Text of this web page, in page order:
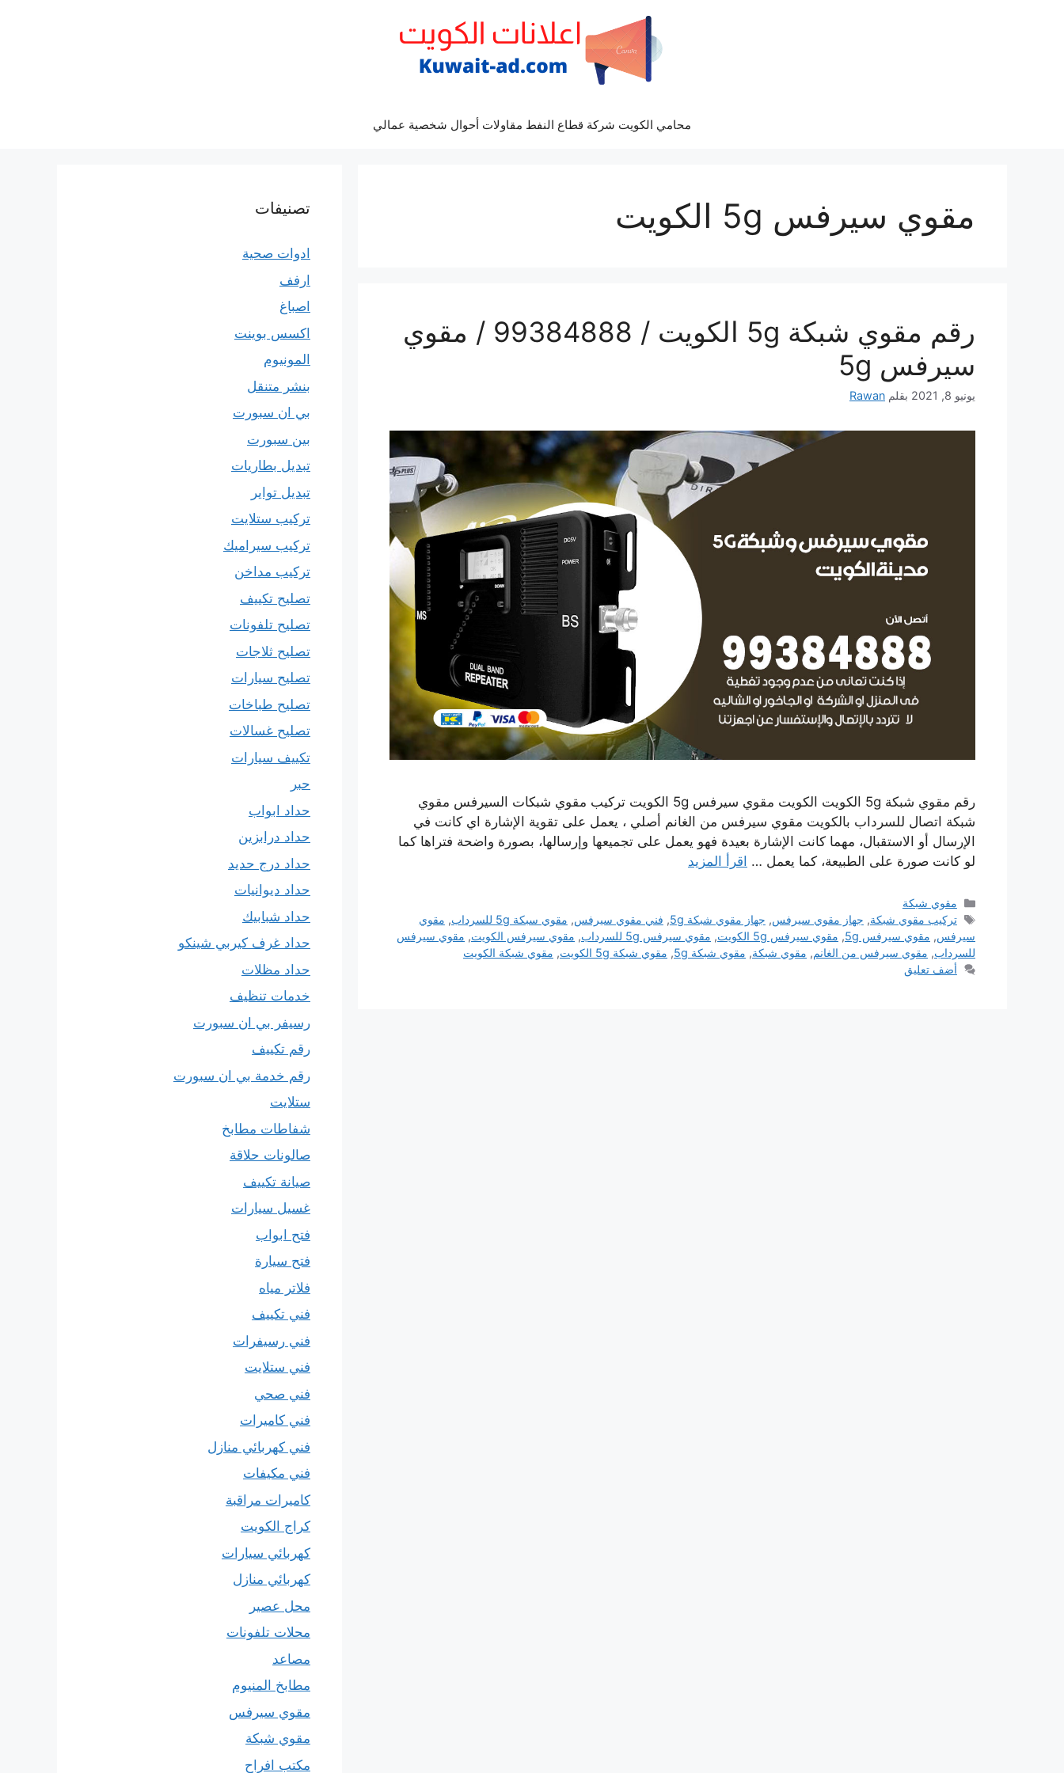
محامي الكويت شركة قطاع النفط مقاولات أحوال شخصية عمالي
مقوي سيرفس 5g الكويت
رقم مقوي شبكة 5g الكويت / 99384888 / مقوي
سيرفس 5g
يونيو 8, 2021 بقلم Rawan
رقم مقوي شبكة 5g الكويت الكويت مقوي سيرفس 5g الكويت تركيب مقوي شبكات السيرفس مقوي
شبكة اتصال للسرداب بالكويت مقوي سيرفس من الغانم أصلي ، يعمل على تقوية الإشارة اي كانت في
الإرسال أو الاستقبال، مهما كانت الإشارة بعيدة فهو يعمل على تجميعها وإرسالها، بصورة واضحة فتراها كما
لو كانت صورة على الطبيعة، كما يعمل … اقرأ المزيد
التصنيفات
مقوي شبكة
الوسوم
تركيب مقوي شبكة, جهاز مقوي سيرفس, جهاز مقوي شبكة 5g , فني مقوي سيرفس, مقوي سبكة 5g للسرداب , مقوي
سيرفس, مقوي سيرفس 5g , مقوي سيرفس 5g الكويت , مقوي سيرفس 5g للسرداب , مقوي سيرفس الكويت, مقوي سيرفس
للسرداب, مقوي سيرفس من الغانم, مقوي شبكة, مقوي شبكة 5g , مقوي شبكة 5g الكويت , مقوي شبكة الكويت
أضف تعليق
تصنيفات
ادوات صحية
ارفف
اصباغ
اكسس بوينت
المونيوم
بنشر متنقل
بي ان سبورت
بين سبورت
تبديل بطاريات
تبديل تواير
تركيب ستلايت
تركيب سيراميك
تركيب مداخن
تصليح تكييف
تصليح تلفونات
تصليح ثلاجات
تصليح سيارات
تصليح طباخات
تصليح غسالات
تكييف سيارات
حبر
حداد ابواب
حداد درابزين
حداد درج حديد
حداد ديوانيات
حداد شبابيك
حداد غرف كيربي شينكو
حداد مظلات
خدمات تنظيف
رسيفر بي ان سبورت
رقم تكييف
رقم خدمة بي ان سبورت
ستلايت
شفاطات مطابخ
صالونات حلاقة
صيانة تكييف
غسيل سيارات
فتح ابواب
فتح سيارة
فلاتر مياه
فني تكييف
فني رسيفرات
فني ستلايت
فني صحي
فني كاميرات
فني كهربائي منازل
فني مكيفات
كاميرات مراقبة
كراج الكويت
كهربائي سيارات
كهربائي منازل
محل عصير
محلات تلفونات
مصاعد
مطابخ المنيوم
مقوي سيرفس
مقوي شبكة
مكتب افراح